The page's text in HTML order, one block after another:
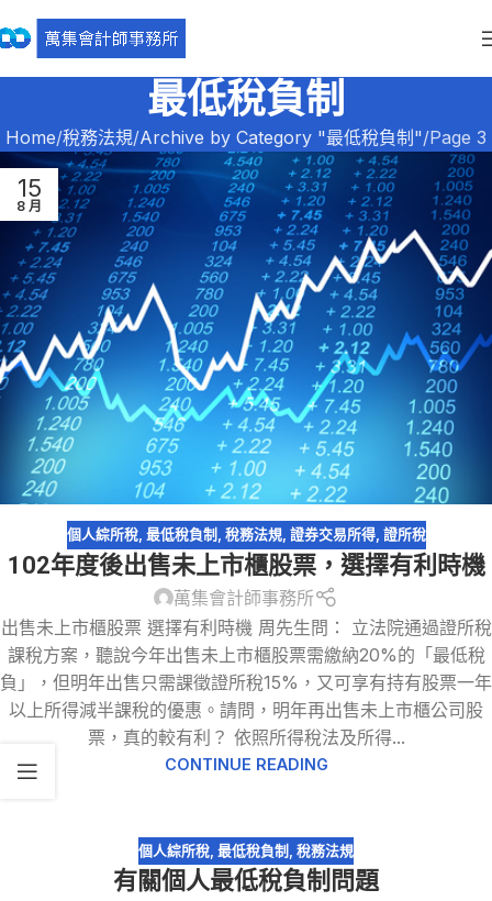
最低稅負制
Home 稅務法規 Archive by Category "最低稅負制" Page 3
15
8 月
個人綜所稅, 最低稅負制 稅務法規, 證券交易所得, 證所稅
102年度後出售未上市櫃股票，選擇有利時機
萬集會計師事務所
出售未上市櫃股票 選擇有利時機 周先生問： 立法院通過證所稅
課稅方案，聽說今年出售未上市櫃股票需繳納20%的「最低稅
負」，但明年出售只需課徵證所稅15%，又可享有持有股票一年
以上所得減半課稅的優惠。請問，明年再出售未上市櫃公司股
票，真的較有利？ 依照所得稅法及所得...
CONTINUE READING
個人綜所稅 最低稅負制 稅務法規
有關個人最低稅負制問題